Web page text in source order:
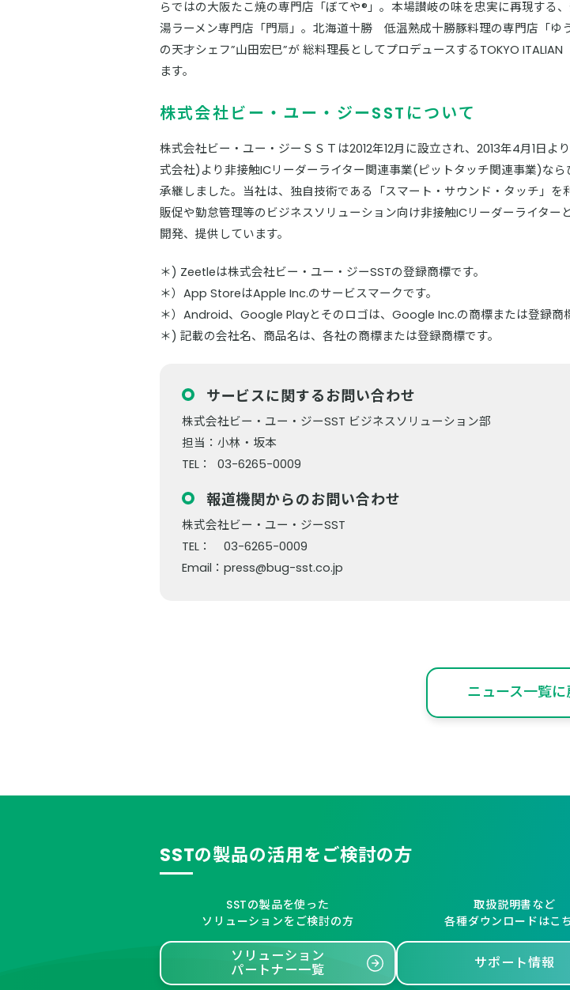
らではの大阪たこ焼の専門店「ぼてや®」。本場讃岐の味を忠実に再現する
湯ラーメン専門店「門扇」。北海道十勝 低温熟成十勝豚料理の専門店「ゆ
の天才シェフ”山田宏巳”が 総料理長としてプロデュースするTOKYO
ます。
株式会社ビー・ユー・ジーSSTについて
株式会社ビー・ユー・ジーＳＳＴは2012年12月に設立され、2013年4月1日
式会社)より非接触ICリーダーライター関連事業(ピットタッチ関連事業)な
承継しました。当社は、独自技術である「スマート・サウンド・タッチ」
販促や勤怠管理等のビジネスソリューション向け非接触ICリーダーライタ
開発、提供しています。
＊) Zeetleは株式会社ビー・ユー・ジーSSTの登録商標です。
＊）App StoreはApple Inc.のサービスマークです。
＊）Android、Google Playとそのロゴは、Google Inc.の商標または登録商標
＊) 記載の会社名、商品名は、各社の商標または登録商標です。
サービスに関するお問い合わせ
株式会社ビー・ユー・ジーSST ビジネスソリューション部
担当： 小林・坂本
TEL：
03-6265-0009
報道機関からのお問い合わせ
株式会社ビー・ユー・ジーSST
TEL：
03-6265-0009
Email： press@bug-sst.co.jp
ニュース一覧に
SSTの製品の活用をご検討の方
SSTの製品を使った
ソリューションをご検討の方
ソリューション
パートナー一覧
取扱説明書など
各種ダウンロードはこ
サポート情報